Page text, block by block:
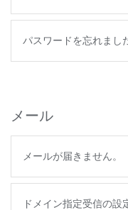
パスワードを忘れまし
メール
メールが届きません。
ドメイン指定受信の設